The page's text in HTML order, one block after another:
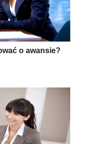
o awansie?